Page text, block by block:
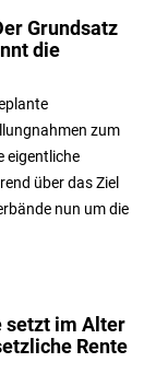
Grundsatz
die
zum
eigentliche
über das Ziel
nun um die
setzt im Alter
Rente